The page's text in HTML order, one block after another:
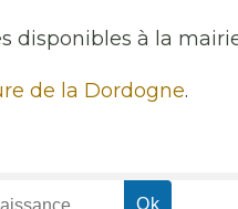
disponibles à la
de la Dordogne.